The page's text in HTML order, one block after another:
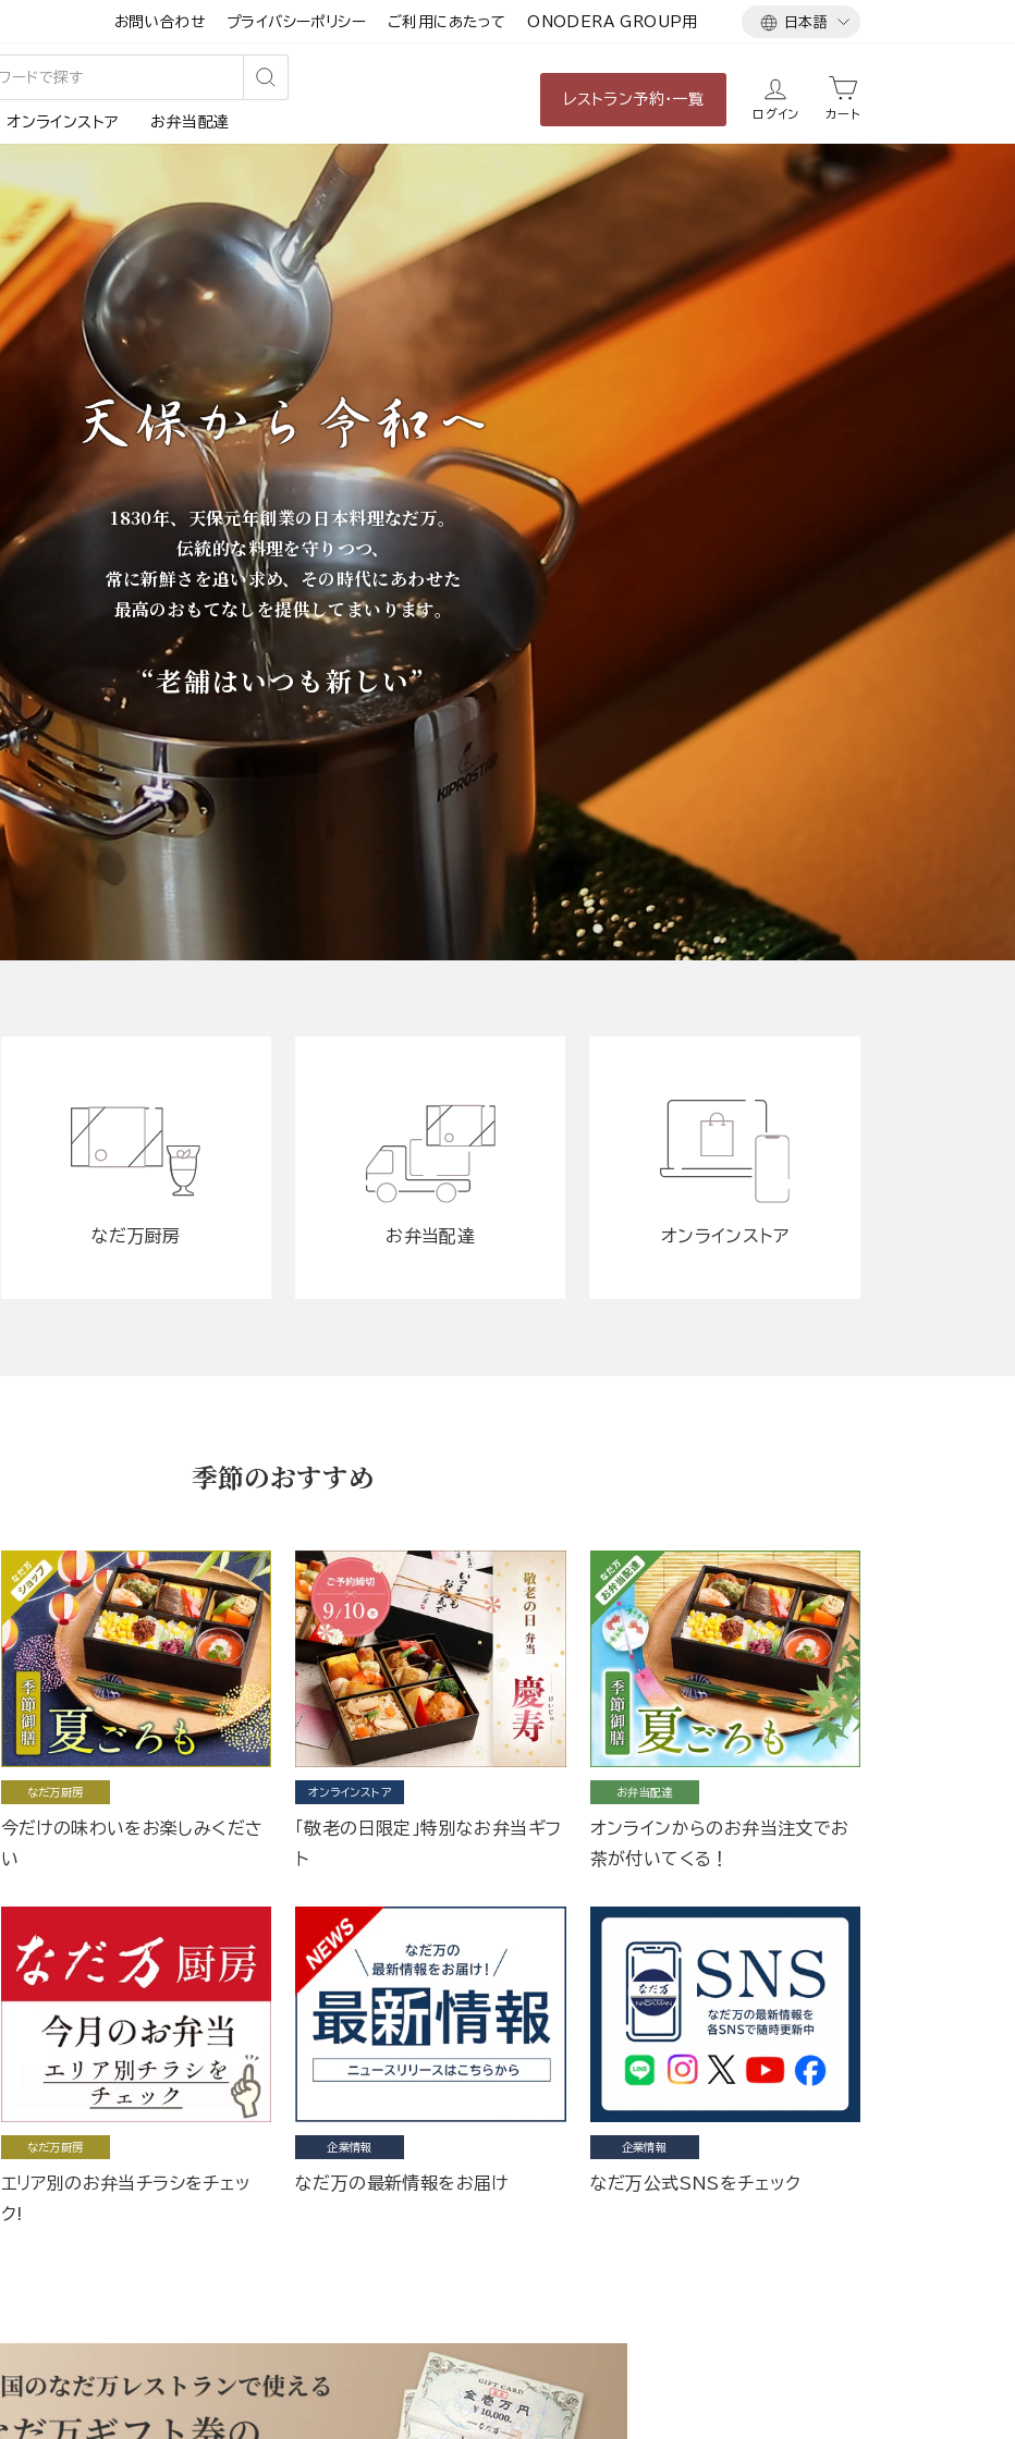
お問い合わせ プライバシーポリシー ご利用にあたって ONODERA GROUP用
言
日本語
検
す
オンラインストア お弁当配達
レストラン予約・一覧
ログイン カート
1830年、天保元年創業の日本料理なだ万。
伝統的な料理を守りつつ、
常に新鮮さを追い求め、その時代にあわせた
最高のおもてなしを提供してまいります。
“老舗はいつも新しい”
なだ万厨房 お弁当配達 オンラインストア
季節のおすすめ
なだ万厨房
今だけの味わいをお楽しみくださ
い
オンラインストア
「敬老の日限定」特別なお弁当ギフ
ト
お弁当配達
オンラインからのお弁当注文でお
茶が付いてくる！
なだ万厨房
エリア別のお弁当チラシをチェッ
ク!
企業情報
なだ万の最新情報をお届け
企業情報
なだ万公式SNSをチェック